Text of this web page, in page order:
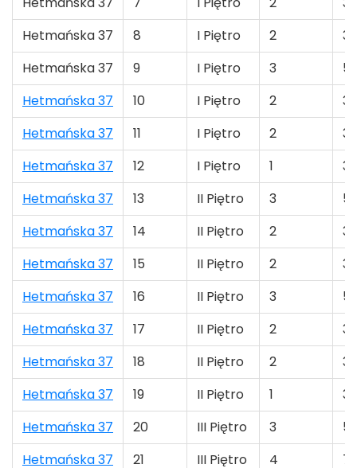
Hetmańska 37
8 I Piętro 2
Hetmańska 37
9 I Piętro 3
Hetmańska 37
10 I Piętro 2
Hetmańska 37
11 I Piętro 2
Hetmańska 37
12 I Piętro 1
Hetmańska 37
13 II Piętro 3
Hetmańska 37
14 II Piętro 2
Hetmańska 37
15 II Piętro 2
Hetmańska 37
16 II Piętro 3
Hetmańska 37
17 II Piętro 2
Hetmańska 37
18 II Piętro 2
Hetmańska 37
19 II Piętro 1
Hetmańska 37
20 III Piętro 3
Hetmańska 37
21 III Piętro 4